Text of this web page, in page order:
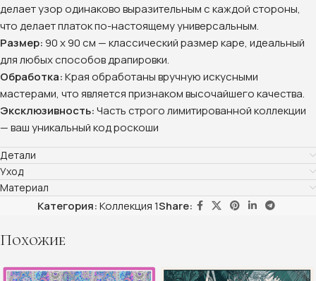
делает узор одинаково выразительным с каждой стороны,
что делает платок по-настоящему универсальным.
Размер: 90 х 90 см — классический размер каре, идеальный
для любых способов драпировки.
Обработка:Края обработаны вручную искусными
мастерами, что является признаком высочайшего качества.
Эксклюзивность:Часть строго лимитированной коллекции
— ваш уникальный код роскоши
Детали
Уход
Материал
Категория:Коллекция 1Share:
Похожие